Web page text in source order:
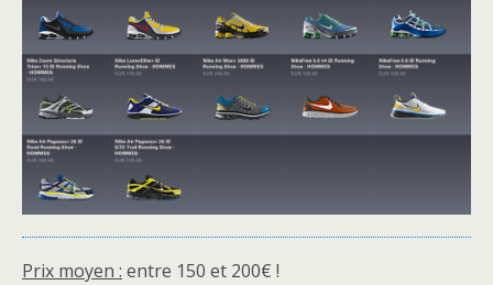
Prix moyen : entre 150 et 200€ !